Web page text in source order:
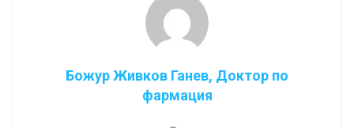
Божур Живков Ганев, Доктор по
фармация